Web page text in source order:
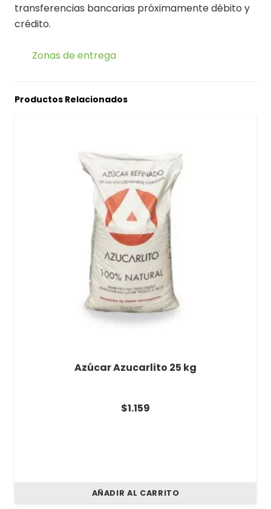
transferencias bancarias próximamente débito y
crédito.
Zonas de entrega
Productos Relacionados
Azúcar Azucarlito 25 kg
$1.159
AÑADIR AL CARRITO